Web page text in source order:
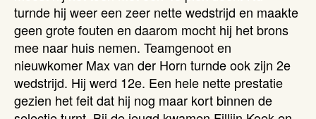
turnde hij weer een zeer nette wedstrijd en maakte
geen grote fouten en daarom mocht hij het brons
mee naar huis nemen. Teamgenoot en
nieuwkomer Max van der Horn turnde ook zijn 2e
wedstrijd. Hij werd 12e. Een hele nette prestatie
gezien het feit dat hij nog maar kort binnen de